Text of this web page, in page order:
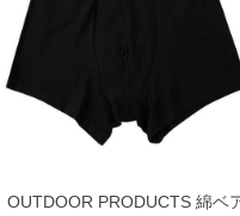
5L/115～130
6L/125～140
7L/135～150
単位はcm
※【返品交換について】
下着(肌着)やワイシャツは商品の性
ご了承くださいませ。
OUTDOOR PRODUCTS 綿ベ